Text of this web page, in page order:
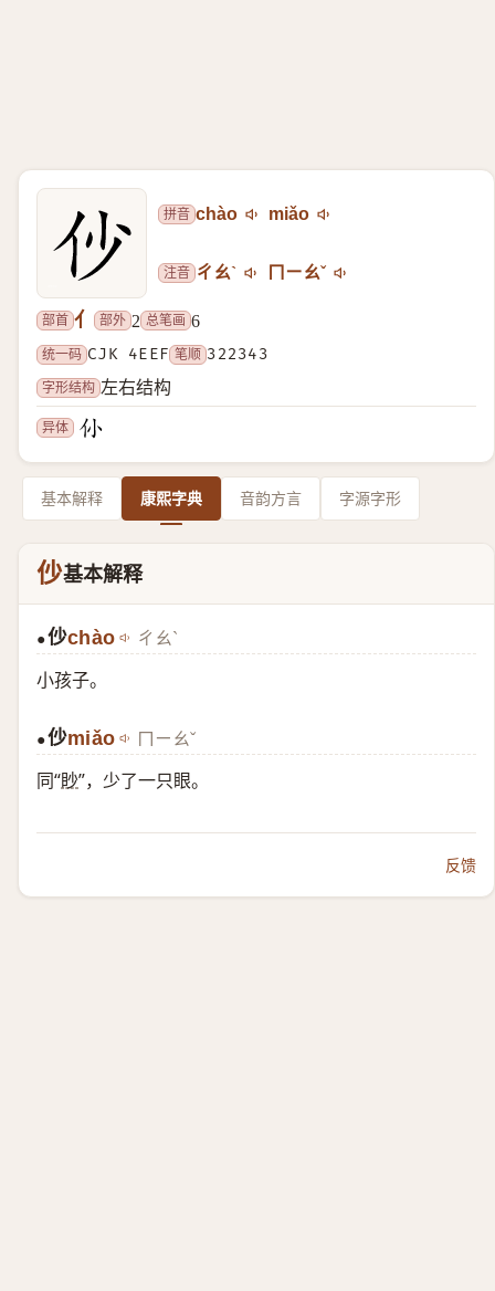
拼音 chào miǎo
注音 ㄔㄠˋ ㄇㄧㄠˇ
部首 亻 部外 2 总笔画 6
统一码 CJK 4EEF 笔顺 322343
字形结构 左右结构
异体
基本解释 康熙字典 音韵方言 字源字形
仯基本解释
●仯chào ㄔㄠˋ
小孩子。
●仯miǎo ㄇㄧㄠˇ
同“眇”，少了一只眼。
反馈